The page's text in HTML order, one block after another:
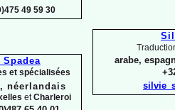
arabe,
49 59 30
Spadea
et spécialisées
néerlandais
etCharleroi